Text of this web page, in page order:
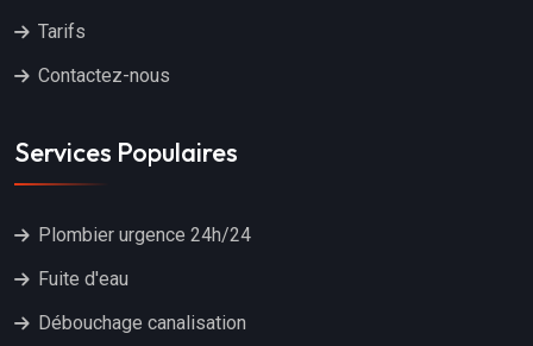
Tarifs
Contactez-nous
Services Populaires
Plombier urgence 24h/24
Fuite d'eau
Débouchage canalisation